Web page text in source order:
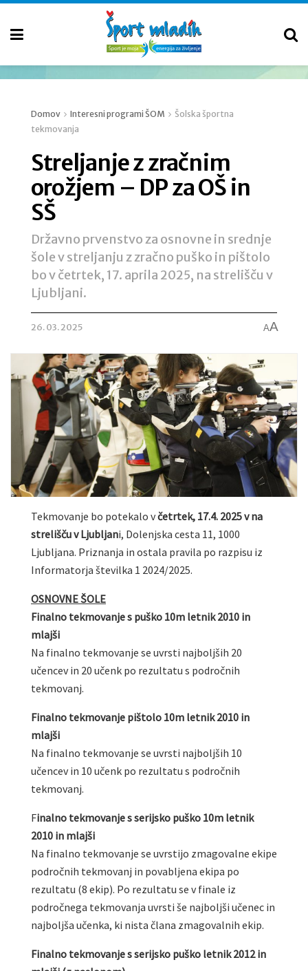
Domov Interesni programi ŠOM
Šolska športna
tekmovanja
Streljanje z zračnim
orožjem – DP za OŠ in
SŠ
Državno prvenstvo za osnovne in srednje
šole v streljanju z zračno puško in pištolo
bo v četrtek, 17. aprila 2025, na strelišču v
Ljubljani.
26. 03. 2025 AA
Tekmovanje bo potekalo včetrtek, 17.4. 2025 v na
strelišču v Ljubljani, Dolenjska cesta 11, 1000
Ljubljana. Priznanja in ostala pravila po razpisu iz
Informatorja številka 1 2024/2025.
OSNOVNE ŠOLE
Finalno tekmovanje s puško 10m letnik 2010 in
mlajši
Na finalno tekmovanje se uvrsti najboljših 20
učencev in 20 učenk po rezultatu s področnih
tekmovanj.
Finalno tekmovanje pištolo 10m letnik 2010 in
mlajši
Na finalno tekmovanje se uvrsti najboljših 10
učencev in 10 učenk po rezultatu s področnih
tekmovanj.
Finalno tekmovanje s serijsko puško 10m letnik
2010 in mlajši
Na finalno tekmovanje se uvrstijo zmagovalne ekipe
področnih tekmovanj in povabljena ekipa po
rezultatu (8 ekip). Po rezultatu se v finale iz
področnega tekmovanja uvrsti še najboljši učenec in
najboljša učenka, ki nista člana zmagovalnih ekip.
Finalno tekmovanje s serijsko puško letnik 2012 in